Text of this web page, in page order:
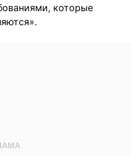
которые